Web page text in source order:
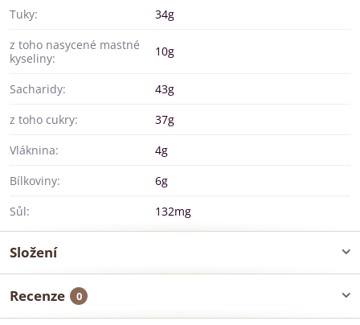
Tuky:
34g
z toho nasycené mastné
kyseliny:
10g
Sacharidy:
43g
z toho cukry:
37g
Vláknina:
4g
Bílkoviny:
6g
Sůl:
132mg
Složení
Recenze 0